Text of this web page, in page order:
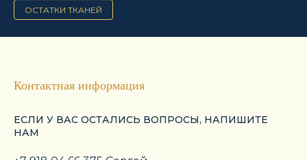
ОСТАТКИ ТКАНЕЙ
Контактная информация
ЕСЛИ У ВАС ОСТАЛИСЬ ВОПРОСЫ, НАПИШИТЕ
НАМ